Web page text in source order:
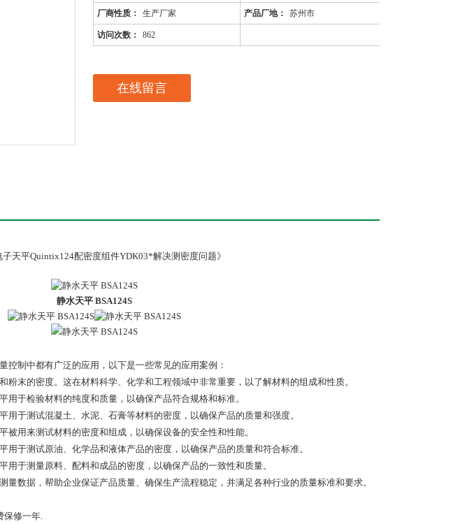
厂商性质： 生产厂家 产品厂地： 苏州市
访问次数： 862
在线留言
天平Quintix124配密度组件YDK03*解决测密度问题》
静水天平 BSA124S
控制中都有广泛的应用，以下是一些常见的应用案例：
粉末的密度。这在材料科学、化学和工程领域中非常重要，以了解材料的组成和性质。
于检验材料的纯度和质量，以确保产品符合规格和标准。
于测试混凝土、水泥、石膏等材料的密度，以确保产品的质量和强度。
被用来测试材料的密度和组成，以确保设备的安全性和性能。
于测试原油、化学品和液体产品的密度，以确保产品的质量和符合标准。
于测量原料、配料和成品的密度，以确保产品的一致性和质量。
量数据，帮助企业保证产品质量、确保生产流程稳定，并满足各种行业的质量标准和要求。
保修一年.